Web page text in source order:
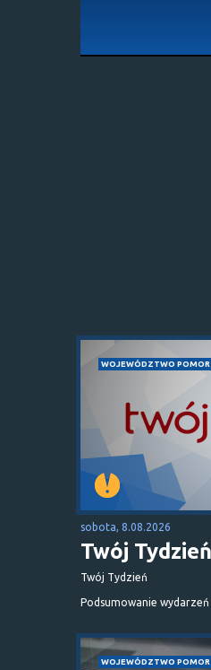
WOJEWÓDZTWO
sobota, 8.08.2026
Twój Tydzień
Twój Tydzień
Podsumowanie
WOJEWÓDZTWO